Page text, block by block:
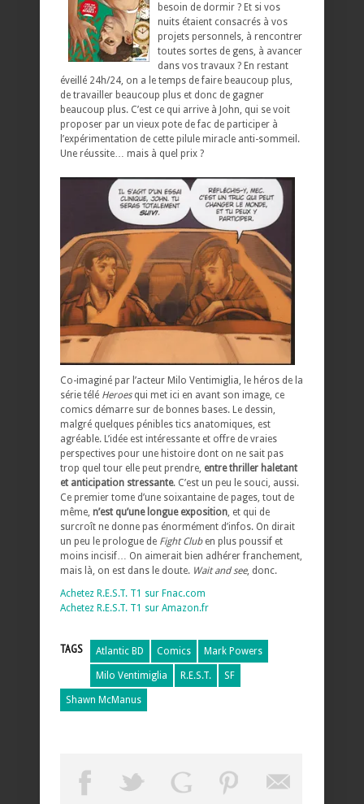
besoin de dormir ? Et si vos
nuits étaient consacrés à vos
projets personnels, à rencontrer
toutes sortes de gens, à avancer
dans vos travaux ? En restant
éveillé 24h/24, on a le temps de faire beaucoup plus,
de travailler beaucoup plus et donc de gagner
beaucoup plus. C’est ce qui arrive à John, qui se voit
proposer par un vieux pote de fac de participer à
l’expérimentation de cette pilule miracle anti-sommeil.
Une réussite… mais à quel prix ?
Co-imaginé par l’acteur Milo Ventimiglia, le héros de la
série télé Heroesqui met ici en avant son image, ce
comics démarre sur de bonnes bases. Le dessin,
malgré quelques pénibles tics anatomiques, est
agréable. L’idée est intéressante et offre de vraies
perspectives pour une histoire dont on ne sait pas
trop quel tour elle peut prendre, entre thriller haletant
et anticipation stressante. C’est un peu le souci, aussi.
Ce premier tome d’une soixantaine de pages, tout de
même, n’est qu’une longue exposition, et qui de
surcroît ne donne pas énormément d’infos. On dirait
un peu le prologue de Fight Cluben plus poussif et
moins incisif… On aimerait bien adhérer franchement,
mais là, on est dans le doute. Wait and see, donc.
Achetez R.E.S.T. T1 sur Fnac.com
Achetez R.E.S.T. T1 sur Amazon.fr
TAGS Atlantic BD Comics Mark Powers
Milo Ventimiglia R.E.S.T. SF
Shawn McManus